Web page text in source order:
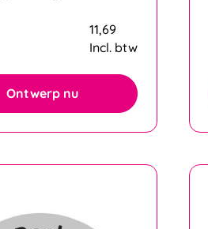
11,69
Incl. btw
Ontwerp nu